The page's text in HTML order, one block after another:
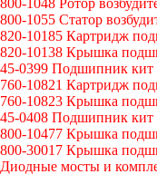
800-1048 Ротор
800-1055 Статор
820-10185 Картридж
820-10138 Крышка
45-0399 Подшипник кит
760-10821 Картридж
760-10823 Крышка
45-0408 Подшипник кит
800-10477 Крышка
800-30017 Крышка
Диодные мосты и